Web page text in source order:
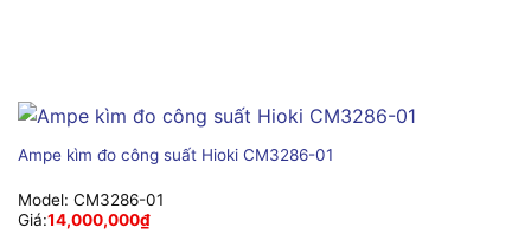
Ampe kìm đo công suất Hioki CM3286-01
Model: CM3286-01
Giá:14,000,000₫